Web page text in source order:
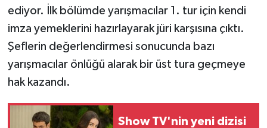
ediyor. İlk bölümde yarışmacılar 1. tur için kendi
imza yemeklerini hazırlayarak jüri karşısına çıktı.
Şeflerin değerlendirmesi sonucunda bazı
yarışmacılar önlüğü alarak bir üst tura geçmeye
hak kazandı.
Show TV'nin yeni dizisi